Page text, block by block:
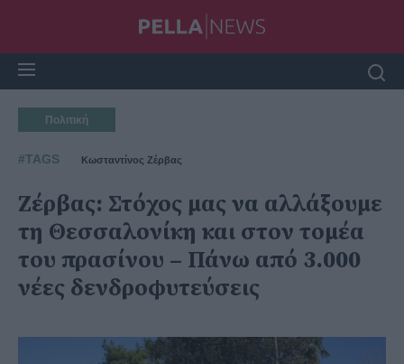
Πολιτική
#TAGS Κωσταντίνος Ζέρβας
Ζέρβας: Στόχος μας να αλλάξουμε
τη Θεσσαλονίκη και στον τομέα
του πρασίνου – Πάνω από 3.000
νέες δενδροφυτεύσεις